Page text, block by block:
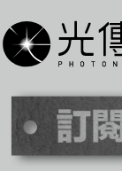
至
主
內